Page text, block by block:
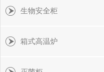
生物安全柜
箱式高温炉